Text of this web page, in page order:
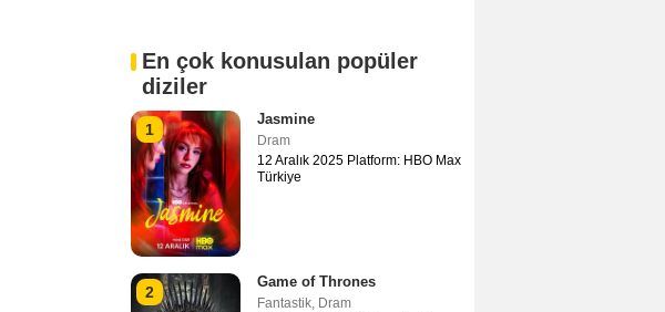
En çok konusulan popüler
diziler
1
Jasmine
Dram
12 Aralık 2025 Platform: HBO Max
Türkiye
2
Game of Thrones
Fantastik, Dram